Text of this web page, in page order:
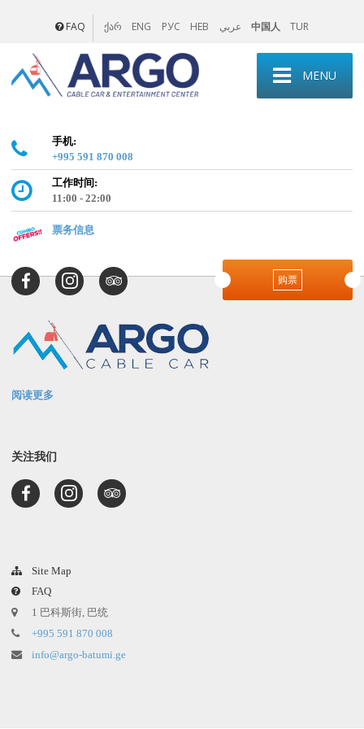
FAQ ქარ ENG РУС HEB عربي 中国人 TUR
MENU
手机:
+995 591 870 008
工作时间:
11:00 - 22:00
票务信息
购票
阅读更多
关注我们
Site Map
FAQ
1 巴科斯街, 巴统
+995 591 870 008
info@argo-batumi.ge